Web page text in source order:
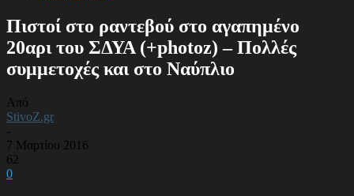
Πιστοί στο ραντεβού στο αγαπημένο
20αρι του ΣΔΥΑ (+photoz) – Πολλές
συμμετοχές και στο Ναύπλιο
Από
StivoZ.gr
-
7 Μαρτίου 2016
62
0